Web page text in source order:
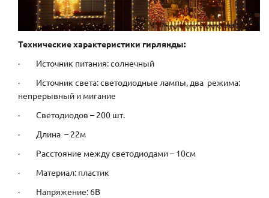
Технические характеристики гирлянды:
· Источник питания: солнечный
· Источник света: светодиодные лампы, два режима:
непрерывный и мигание
· Светодиодов – 200 шт.
· Длина – 22м
· Расстояние между светодиодами – 10см
· Материал: пластик
· Напряжение: 6В